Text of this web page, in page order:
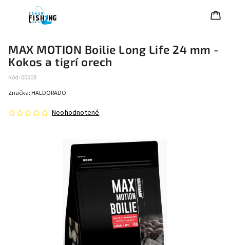
MAX MOTION Boilie Long Life 24 mm -
Kokos a tigrí orech
Kód: 00308
Neohodnotené
Značka: HALDORADO